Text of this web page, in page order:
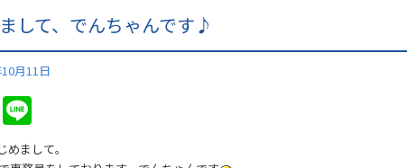
して、でんちゃんです♪
月11日
Twitter
めまして。